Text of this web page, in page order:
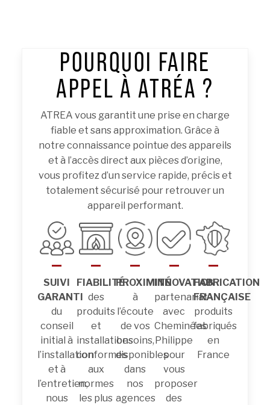
POURQUOI FAIRE
APPEL À ATRÉA ?
ATREA vous garantit une prise en charge
fiable et sans approximation. Grâce à
notre connaissance pointue des appareils
et à l’accès direct aux pièces d’origine,
vous profitez d’un service rapide, précis et
totalement sécurisé pour retrouver un
appareil performant.
SUIVI
GARANTI
du
conseil
initial à
l’installation
et à
l’entretien,
nous
FIABILITÉ
des
produits
et
installations
conformes
aux
normes
les plus
PROXIMITÉ
à
l’écoute
de vos
besoins,
disponibles
dans
nos
agences
INNOVATION
partenariat
avec
Cheminées
Philippe
pour
vous
proposer
des
FABRICATION
FRANÇAISE
produits
fabriqués
en
France